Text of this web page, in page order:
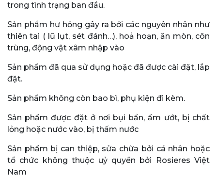
trong tình trạng ban đầu.
Sản phẩm hư hỏng gây ra bởi các nguyên nhân như
thiên tai ( lũ lụt, sét đánh…), hoả hoạn, ăn mòn, côn
trùng, động vật xâm nhập vào
Sản phẩm đã qua sử dụng hoặc đã được cài đặt, lắp
đặt.
Sản phẩm không còn bao bì, phụ kiện đi kèm.
Sản phẩm được đặt ở nơi bụi bẩn, ẩm ướt, bị chất
lỏng hoặc nước vào, bị thấm nước
Sản phẩm bị can thiệp, sửa chữa bởi cá nhân hoặc
tổ chức không thuộc uỷ quyền bởi Rosieres Việt
Nam